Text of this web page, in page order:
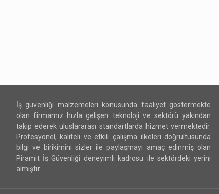
İş güvenliği malzemeleri konusunda faaliyet göstermekte
olan firmamız hızla gelişen teknoloji ve sektörü yakından
takip ederek uluslararası standartlarda hizmet vermektedir.
Profesyonel, kaliteli ve etkili çalışma ilkeleri doğrultusunda
bilgi ve birikimini sizler ile paylaşmayı amaç edinmiş olan
Piramit İş Güvenliği deneyimli kadrosu ile sektördeki yerini
almıştır.